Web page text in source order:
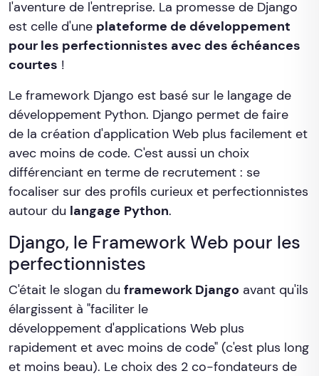
l'aventure de l'entreprise. La promesse de Django
est celle d'une plateforme de développement
pour les perfectionnistes avec des échéances
courtes !
Le framework Django est basé sur le langage de
développement Python. Django permet de faire
de la création d'application Web plus facilement et
avec moins de code. C'est aussi un choix
différenciant en terme de recrutement : se
focaliser sur des profils curieux et perfectionnistes
autour du langage Python.
Django, le Framework Web pour les
perfectionnistes
C'était le slogan du framework Django avant qu'ils
élargissent à "faciliter le
développement d'applications Web plus
rapidement et avec moins de code" (c'est plus long
et moins beau). Le choix des 2 co-fondateurs de